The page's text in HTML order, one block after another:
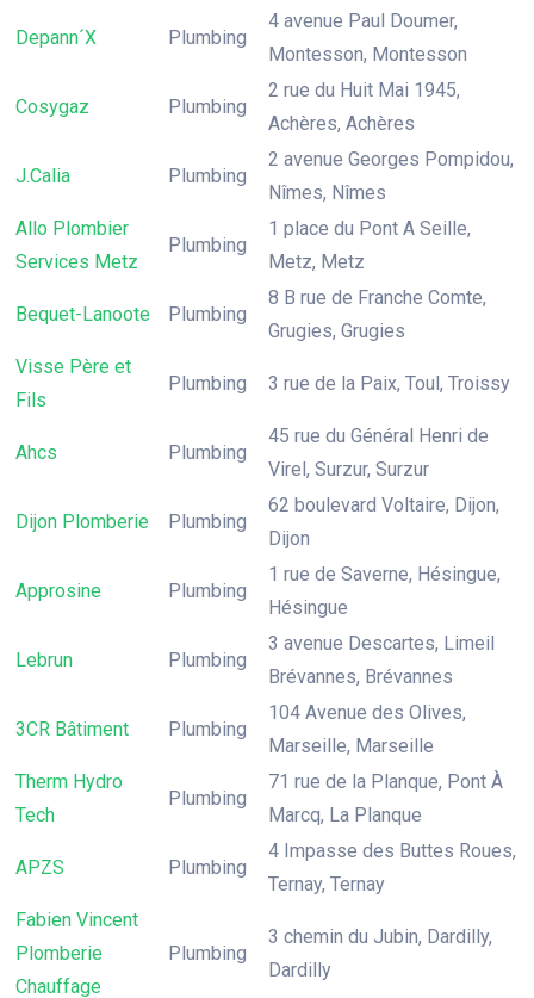
Depann´X Plumbing
4 avenue Paul Doumer,
Montesson, Montesson
Cosygaz Plumbing
2 rue du Huit Mai 1945,
Achères, Achères
J.Calia Plumbing
2 avenue Georges Pompidou,
Nîmes, Nîmes
Allo Plombier
Services Metz
Plumbing
1 place du Pont A Seille,
Metz, Metz
Bequet-Lanoote Plumbing
8 B rue de Franche Comte,
Grugies, Grugies
Visse Père et
Fils
Plumbing 3 rue de la Paix, Toul, Troissy
Ahcs Plumbing
45 rue du Général Henri de
Virel, Surzur, Surzur
Dijon Plomberie Plumbing
62 boulevard Voltaire, Dijon,
Dijon
Approsine Plumbing
1 rue de Saverne, Hésingue,
Hésingue
Lebrun Plumbing
3 avenue Descartes, Limeil
Brévannes, Brévannes
3CR Bâtiment Plumbing
104 Avenue des Olives,
Marseille, Marseille
Therm Hydro
Tech
Plumbing
71 rue de la Planque, Pont À
Marcq, La Planque
APZS Plumbing
4 Impasse des Buttes Roues,
Ternay, Ternay
Fabien Vincent
Plomberie
Chauffage
Plumbing
3 chemin du Jubin, Dardilly,
Dardilly